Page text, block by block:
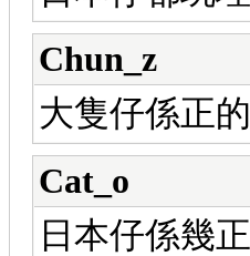
Chun_z
大隻仔係正的
Cat_o
日本仔係幾正